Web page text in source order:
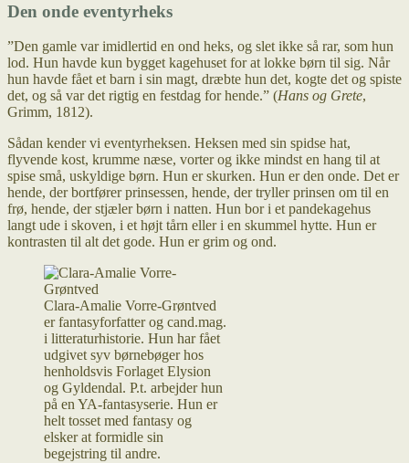
Den onde eventyrheks
”Den gamle var imidlertid en ond heks, og slet ikke så rar, som hun
lod. Hun havde kun bygget kagehuset for at lokke børn til sig. Når
hun havde fået et barn i sin magt, dræbte hun det, kogte det og spiste
det, og så var det rigtig en festdag for hende.” (Hans og Grete,
Grimm, 1812).
Sådan kender vi eventyrheksen. Heksen med sin spidse hat,
flyvende kost, krumme næse, vorter og ikke mindst en hang til at
spise små, uskyldige børn. Hun er skurken. Hun er den onde. Det er
hende, der bortfører prinsessen, hende, der tryller prinsen om til en
frø, hende, der stjæler børn i natten. Hun bor i et pandekagehus
langt ude i skoven, i et højt tårn eller i en skummel hytte. Hun er
kontrasten til alt det gode. Hun er grim og ond.
Clara-Amalie Vorre-Grøntved
er fantasyforfatter og cand.mag.
i litteraturhistorie. Hun har fået
udgivet syv børnebøger hos
henholdsvis Forlaget Elysion
og Gyldendal. P.t. arbejder hun
på en YA-fantasyserie. Hun er
helt tosset med fantasy og
elsker at formidle sin
begejstring til andre.